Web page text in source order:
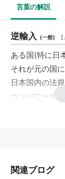
言葉の解説
逆輸入 (一般) 【
ある国(特に日
それが元の国に
日本国内の法
カンパニーや
ることがあっ
関連ブログ